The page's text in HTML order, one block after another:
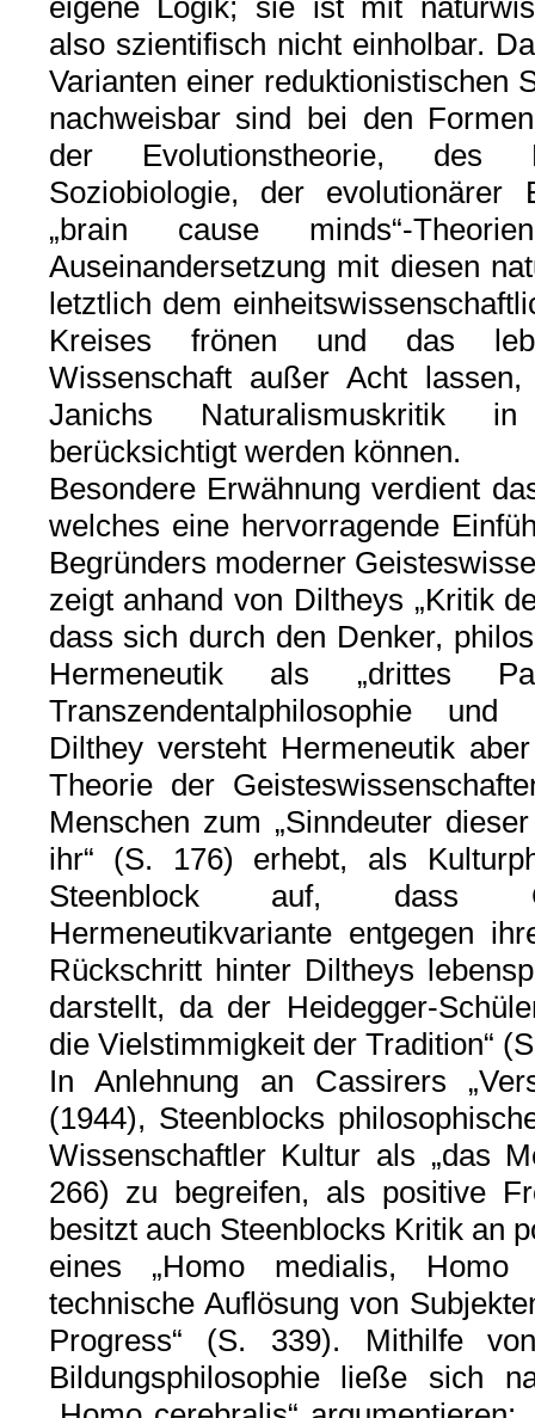
eigene Logik; sie ist mit
also szientifisch nicht einholbar.
Varianten einer reduktionistischen
nachweisbar sind bei den
der Evolutionstheorie, des
Soziobiologie, der evolutionärer
„brain cause minds“-
Auseinandersetzung mit diesen
letztlich dem
Kreises frönen und das
Wissenschaft außer Acht
Janichs Naturalismuskritik in
berücksichtigt werden können.
Besondere Erwähnung verdient
welches eine hervorragende
Begründers moderner
zeigt anhand von Diltheys „Kritik
dass sich durch den Denker,
Hermeneutik als „drittes
Transzendentalphilosophie und
Dilthey versteht Hermeneutik
Theorie der
Menschen zum „Sinndeuter
ihr“ (S. 176) erhebt, als
Steenblock auf, dass
Hermeneutikvariante entgegen
Rückschritt hinter Diltheys
darstellt, da der Heidegger-
die Vielstimmigkeit der Tradition“
In Anlehnung an Cassirers
(1944), Steenblocks
Wissenschaftler Kultur als „das
266) zu begreifen, als positive
besitzt auch Steenblocks Kritik an
eines „Homo medialis,
technische Auflösung von
Progress“ (S. 339). Mithilfe
Bildungsphilosophie ließe sich